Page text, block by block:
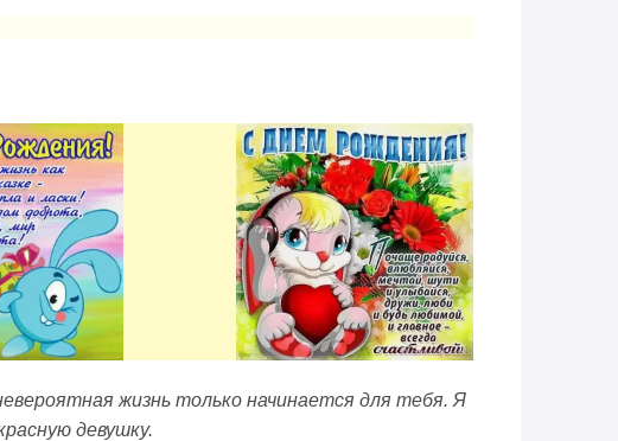
жизнь только начинается для тебя. Я
девушку.